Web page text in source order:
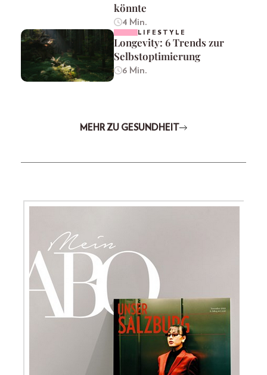
könnte
4 Min.
LIFESTYLE
Longevity: 6 Trends zur
Selbstoptimierung
6 Min.
MEHR ZU GESUNDHEIT